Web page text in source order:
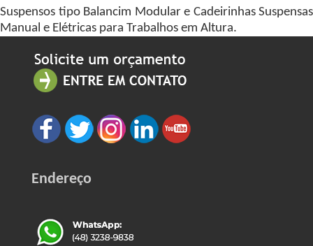
Suspensos tipo Balancim Modular e Cadeirinhas Suspensas
Manual e Elétricas para Trabalhos em Altura.
Endereço